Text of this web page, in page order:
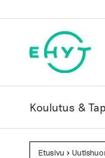
to
Koulutus &
Etusivu >